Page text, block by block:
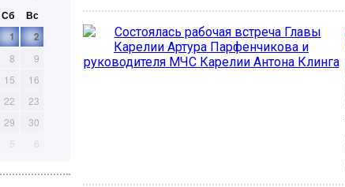
Сб
Вс
1
2
8
9
15
16
22
23
29
30
5 6